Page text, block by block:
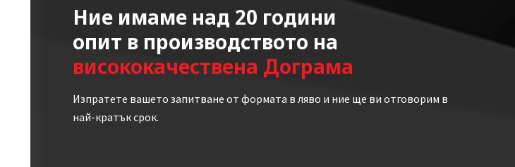
Ние имаме над 20 години
опит в производството на
висококачествена Дограма
Изпратете вашето запитване от формата в ляво и ние ще ви отговорим в
най-кратък срок.